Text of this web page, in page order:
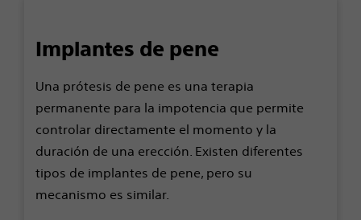
Implantes de pene
Una prótesis de pene es una terapia
permanente para la impotencia que permite
controlar directamente el momento y la
duración de una erección. Existen diferentes
tipos de implantes de pene, pero su
mecanismo es similar.